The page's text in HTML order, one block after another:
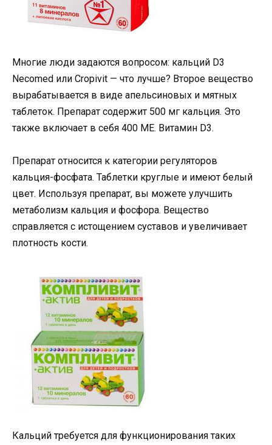
Многие люди задаются вопросом: кальций D3
Necomed или Cropivit — что лучше? Второе вещество
вырабатывается в виде апельсиновых и мятных
таблеток. Препарат содержит 500 мг кальция. Это
также включает в себя 400 МЕ. Витамин D3.
Препарат относится к категории регуляторов
кальция-фосфата. Таблетки круглые и имеют белый
цвет. Используя препарат, вы можете улучшить
метаболизм кальция и фосфора. Вещество
справляется с истощением суставов и увеличивает
плотность кости.
Кальций требуется для функционирования таких